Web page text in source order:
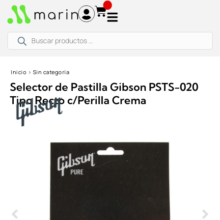
productos
Inicio › Sin categoría
Selector de Pastilla Gibson PSTS-020
Tipo Recto c/Perilla Crema